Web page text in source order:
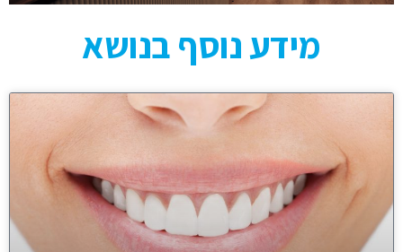
מידע נוסף בנושא